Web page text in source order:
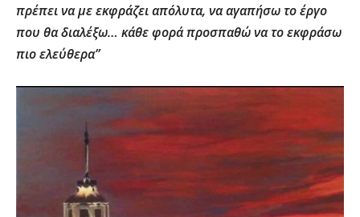
πρέπει να με εκφράζει απόλυτα, να αγαπήσω το έργο
που θα διαλέξω… κάθε φορά προσπαθώ να το εκφράσω
πιο ελεύθερα”